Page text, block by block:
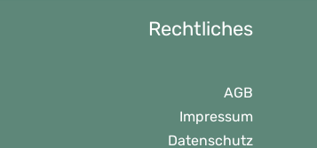
Rechtliches
AGB
Impressum
Datenschutz